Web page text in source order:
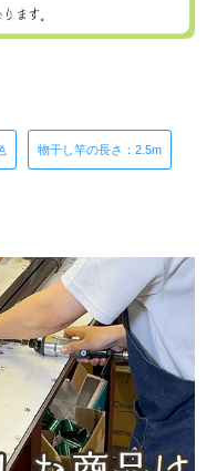
物干し竿の長さ：2.5m